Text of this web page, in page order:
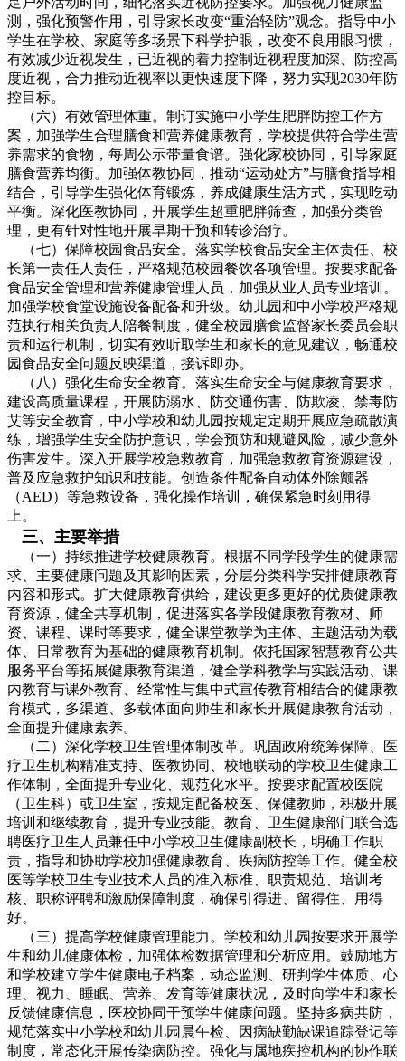
测，强化预警作用，引导家长改变“重治轻防”观念。指导中小
学生在学校、家庭等多场景下科学护眼，改变不良用眼习惯，
有效减少近视发生，已近视的着力控制近视程度加深、防控高
度近视，合力推动近视率以更快速度下降，努力实现2030年防
控目标。
（六）有效管理体重。制订实施中小学生肥胖防控工作方
案，加强学生合理膳食和营养健康教育，学校提供符合学生营
养需求的食物，每周公示带量食谱。强化家校协同，引导家庭
膳食营养均衡。加强体教协同，推动“运动处方”与膳食指导相
结合，引导学生强化体育锻炼，养成健康生活方式，实现吃动
平衡。深化医教协同，开展学生超重肥胖筛查，加强分类管
理，更有针对性地开展早期干预和转诊治疗。
（七）保障校园食品安全。落实学校食品安全主体责任、校
长第一责任人责任，严格规范校园餐饮各项管理。按要求配备
食品安全管理和营养健康管理人员，加强从业人员专业培训。
加强学校食堂设施设备配备和升级。幼儿园和中小学校严格规
范执行相关负责人陪餐制度，健全校园膳食监督家长委员会职
责和运行机制，切实有效听取学生和家长的意见建议，畅通校
园食品安全问题反映渠道，接诉即办。
（八）强化生命安全教育。落实生命安全与健康教育要求，
建设高质量课程，开展防溺水、防交通伤害、防欺凌、禁毒防
艾等安全教育，中小学校和幼儿园按规定定期开展应急疏散演
练，增强学生安全防护意识，学会预防和规避风险，减少意外
伤害发生。深入开展学校急救教育，加强急救教育资源建设，
普及应急救护知识和技能。创造条件配备自动体外除颤器
（AED）等急救设备，强化操作培训，确保紧急时刻用得
上。
三、主要举措
（一）持续推进学校健康教育。根据不同学段学生的健康需
求、主要健康问题及其影响因素，分层分类科学安排健康教育
内容和形式。扩大健康教育供给，建设更多更好的优质健康教
育资源，健全共享机制，促进落实各学段健康教育教材、师
资、课程、课时等要求，健全课堂教学为主体、主题活动为载
体、日常教育为基础的健康教育机制。依托国家智慧教育公共
服务平台等拓展健康教育渠道，健全学科教学与实践活动、课
内教育与课外教育、经常性与集中式宣传教育相结合的健康教
育模式，多渠道、多载体面向师生和家长开展健康教育活动，
全面提升健康素养。
（二）深化学校卫生管理体制改革。巩固政府统筹保障、医
疗卫生机构精准支持、医教协同、校地联动的学校卫生健康工
作体制，全面提升专业化、规范化水平。按要求配置校医院
（卫生科）或卫生室，按规定配备校医、保健教师，积极开展
培训和继续教育，提升专业技能。教育、卫生健康部门联合选
聘医疗卫生人员兼任中小学校卫生健康副校长，明确工作职
责，指导和协助学校加强健康教育、疾病防控等工作。健全校
医等学校卫生专业技术人员的准入标准、职责规范、培训考
核、职称评聘和激励保障制度，确保引得进、留得住、用得
好。
（三）提高学校健康管理能力。学校和幼儿园按要求开展学
生和幼儿健康体检，加强体检数据管理和分析应用。鼓励地方
和学校建立学生健康电子档案，动态监测、研判学生体质、心
理、视力、睡眠、营养、发育等健康状况，及时向学生和家长
反馈健康信息，医校协同干预学生健康问题。坚持多病共防，
规范落实中小学校和幼儿园晨午检、因病缺勤缺课追踪登记等
制度，常态化开展传染病防控。强化与属地疾控机构的协作联